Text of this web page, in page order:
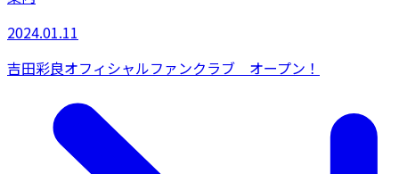
2024.01.11
吉田彩良オフィシャルファンクラブ オープン！